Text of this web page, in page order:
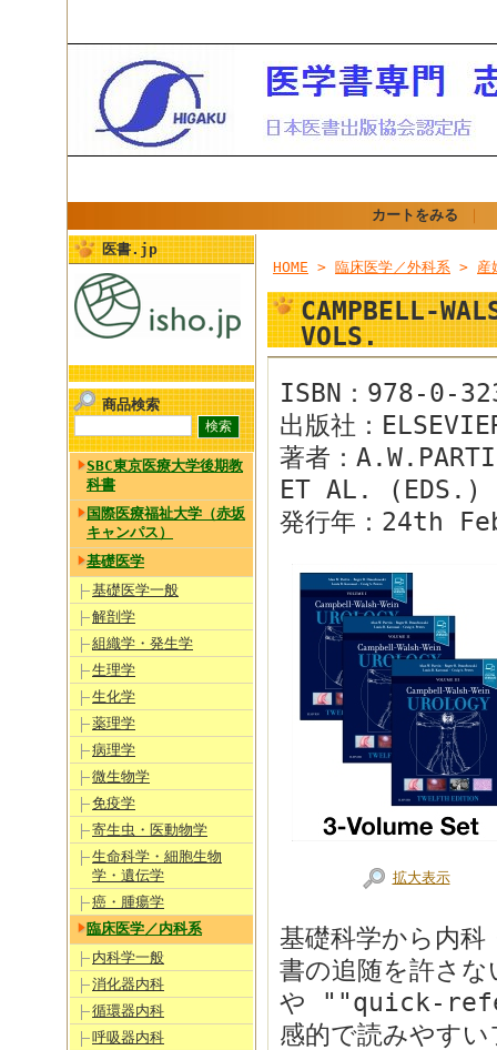
カートをみる
医書.jp
商品検索
SBC東京医療大学後期教
科書
国際医療福祉大学（赤坂
キャンパス）
基礎医学
基礎医学一般
解剖学
組織学・発生学
生理学
生化学
薬理学
病理学
微生物学
免疫学
寄生虫・医動物学
生命科学・細胞生物
学・遺伝学
癌・腫瘍学
臨床医学／内科系
内科学一般
消化器内科
循環器内科
呼吸器内科
HOME > 臨床医学／外科系 > 産
CAMPBELL-
VOLS.
ISBN：978-0-
出版社：
著者：
ET AL. (EDS.)
発行年：24th
拡大表示
基礎科学から内科
書の追随を許さ
や ""quick-
感的で読みやす